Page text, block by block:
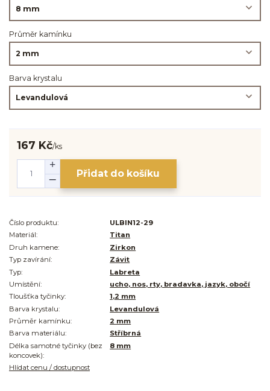
Průměr kamínku
Barva krystalu
167 Kč/ks
Přidat do košíku
Číslo produktu:
ULBIN12-29
Materiál:
Titan
Druh kamene:
Zirkon
Typ zavírání:
Závit
Typ:
Labreta
Umístění:
ucho, nos, rty, bradavka, jazyk, obočí
Tloušťka tyčinky:
1,2 mm
Barva krystalu:
Levandulová
Průměr kamínku:
2 mm
Barva materiálu:
Stříbrná
Délka samotné tyčinky (bez
koncovek):
8 mm
Hlídat cenu / dostupnost